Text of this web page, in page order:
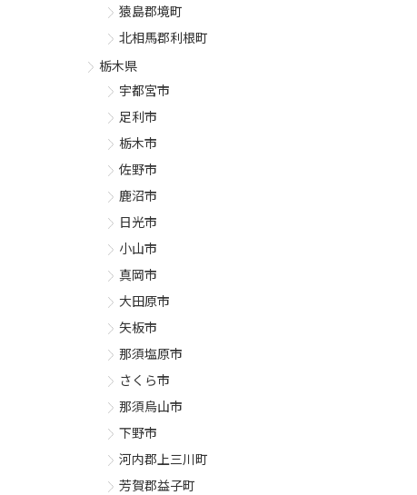
猿島郡境町
北相馬郡利根町
栃木県
宇都宮市
足利市
栃木市
佐野市
鹿沼市
日光市
小山市
真岡市
大田原市
矢板市
那須塩原市
さくら市
那須烏山市
下野市
河内郡上三川町
芳賀郡益子町